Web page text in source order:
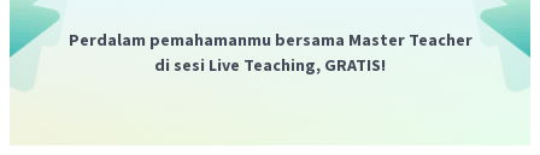
Perdalam pemahamanmu bersama Master Teacher
di sesi Live Teaching, GRATIS!